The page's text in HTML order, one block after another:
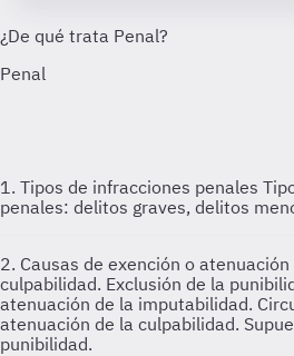
1. Tipos de infracciones penales
penales: delitos graves, delitos
2. Causas de exención o
culpabilidad. Exclusión de la
atenuación de la imputabilidad.
atenuación de la culpabilidad.
punibilidad.